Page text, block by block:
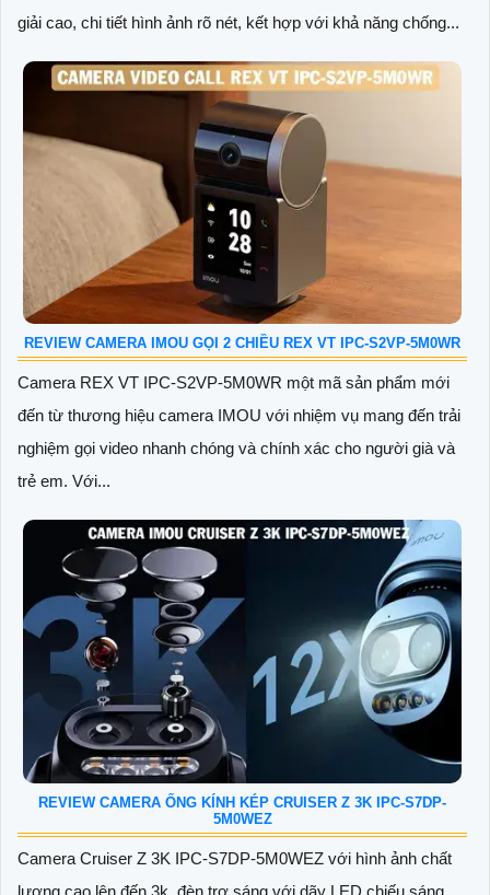
giải cao, chi tiết hình ảnh rõ nét, kết hợp với khả năng chống...
REVIEW CAMERA IMOU GỌI 2 CHIỀU REX VT IPC-S2VP-5M0WR
Camera REX VT IPC-S2VP-5M0WR một mã sản phẩm mới
đến từ thương hiệu camera IMOU với nhiệm vụ mang đến trải
nghiệm gọi video nhanh chóng và chính xác cho người già và
trẻ em. Với...
REVIEW CAMERA ỐNG KÍNH KÉP CRUISER Z 3K IPC-S7DP-
5M0WEZ
Camera Cruiser Z 3K IPC-S7DP-5M0WEZ với hình ảnh chất
lượng cao lên đến 3k, đèn trợ sáng với dãy LED chiếu sáng